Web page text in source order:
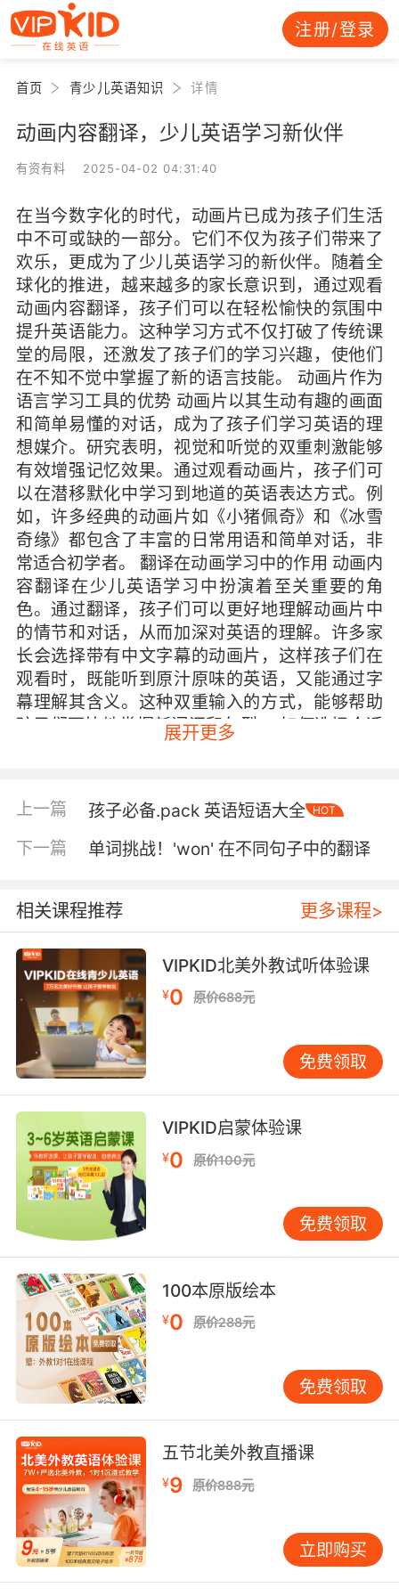
注册/登录
首页 青少儿英语知识 详情
动画内容翻译，少儿英语学习新伙伴
有资有料 2025-04-02 04:31:40
在当今数字化的时代，动画片已成为孩子们生活
中不可或缺的一部分。它们不仅为孩子们带来了
欢乐，更成为了少儿英语学习的新伙伴。随着全
球化的推进，越来越多的家长意识到，通过观看
动画内容翻译，孩子们可以在轻松愉快的氛围中
提升英语能力。这种学习方式不仅打破了传统课
堂的局限，还激发了孩子们的学习兴趣，使他们
在不知不觉中掌握了新的语言技能。 动画片作为
语言学习工具的优势 动画片以其生动有趣的画面
和简单易懂的对话，成为了孩子们学习英语的理
想媒介。研究表明，视觉和听觉的双重刺激能够
有效增强记忆效果。通过观看动画片，孩子们可
以在潜移默化中学习到地道的英语表达方式。例
如，许多经典的动画片如《小猪佩奇》和《冰雪
奇缘》都包含了丰富的日常用语和简单对话，非
常适合初学者。 翻译在动画学习中的作用 动画内
容翻译在少儿英语学习中扮演着至关重要的角
色。通过翻译，孩子们可以更好地理解动画片中
的情节和对话，从而加深对英语的理解。许多家
长会选择带有中文字幕的动画片，这样孩子们在
观看时，既能听到原汁原味的英语，又能通过字
幕理解其含义。这种双重输入的方式，能够帮助
孩子们更快地掌握新词汇和句型。 如何选择合适
的动画片 在选择适合孩子学习的动画片时，家长
适合孩子的年龄和理解能力。过于复杂的情节和
词汇可能会让孩子感到困惑，从而失去学习的兴
趣。其次，动画片的语言难度应适中，既要有一
定的挑战性，又不能过于晦涩难懂。最后，家长
孩子在语言学习的同时，培养良好的道德观念。
动画学习与互动教学的结合 除了观看动画片，家
长还可以通过与孩子进行互动，进一步强化学习
效果。例如，在观看完一集动画片后，家长可以
与孩子一起讨论其中的情节和人物，或者模仿其
中的对话进行角色扮演。这种互动式学习不仅能
够加深孩子对内容的理解，还能提高他们的口语
表达能力。此外，家长还可以利用动画片中的歌
曲和儿歌，帮助孩子记忆单词和短语。 科技助力
动画学习 随着科技的进步，越来越多的学习工具
和应用程序应运而生，为孩子们提供了更加丰富
的学习资源。例如，一些应用程序可以将动画片
中的对话转化为互动练习，让孩子们在观看的同
时进行语言练习。此外，虚拟现实（VR）和增强
现实（AR）技术的应用，也为孩子们提供了沉浸
式的学习体验，使他们能够更加直观地感受到语
言的应用场景。 家长的角色与支持 在孩子的英语
学习过程中，家长的支持和引导至关重要。家长
应积极参与孩子的学习过程，帮助他们制定合理
的学习计划，并提供必要的资源和支持。同时，
家长还应鼓励孩子多观看英语动画片，并给予积
极的反馈和鼓励，增强他们的学习动力。 动画学
习的长期效益 通过观看动画内容翻译，孩子们不
仅能够在短期内提高英语水平，还能够在长期内
培养对语言的兴趣和热爱。这种兴趣将成为他们
未来学习英语的强大动力，帮助他们在学术和职
业生涯中取得更大的成功。此外，动画片中的多
元文化元素，还能够帮助孩子们开阔视野，增强
跨文化理解能力。 在当今信息爆炸的时代，动画
片已不再仅仅是娱乐工具，它们已经成为了少儿
展开更多
上一篇 孩子必备.pack 英语短语大全 HOT
下一篇 单词挑战！'won' 在不同句子中的翻译
相关课程推荐 更多课程>
VIPKID北美外教试听体验课
¥0 原价688元
免费领取
VIPKID启蒙体验课
¥0 原价100元
免费领取
100本原版绘本
¥0 原价288元
免费领取
五节北美外教直播课
¥9 原价888元
立即购买